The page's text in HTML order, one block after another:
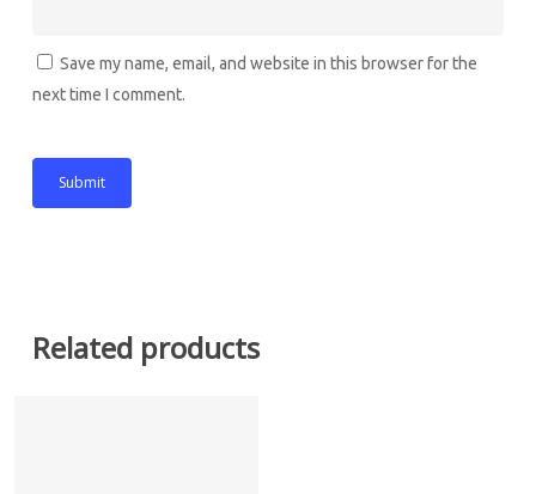
Save my name, email, and website in this browser for the
next time I comment.
Related products